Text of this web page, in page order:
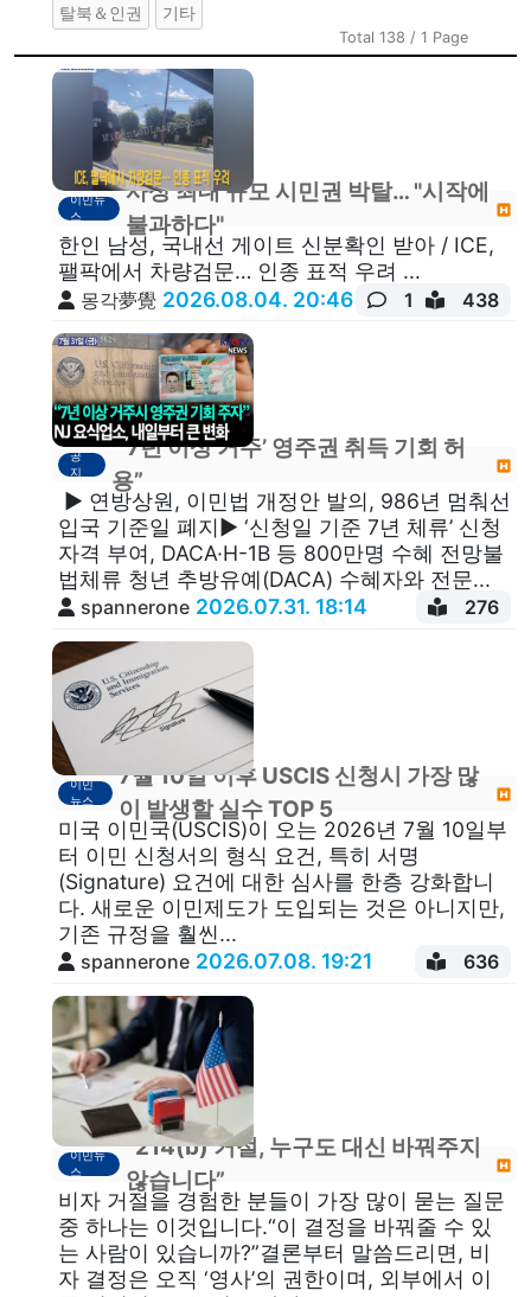
탈북＆인권
기타
Total 138 / 1 Page
이민뉴
스
사상 최대 규모 시민권 박탈… "시작에
불과하다"
한인 남성, 국내선 게이트 신분확인 받아 / ICE,
팰팍에서 차량검문… 인종 표적 우려 ...
몽각夢覺 2026.08.04. 20:46 1 438
공
지
“‘7년 이상 거주’ 영주권 취득 기회 허
용”
▶ 연방상원, 이민법 개정안 발의, 986년 멈춰선
입국 기준일 폐지▶ ‘신청일 기준 7년 체류’ 신청
자격 부여, DACA·H-1B 등 800만명 수혜 전망불
법체류 청년 추방유예(DACA) 수혜자와 전문...
spannerone 2026.07.31. 18:14 276
이민
뉴스
7월 10일 이후 USCIS 신청시 가장 많
이 발생할 실수 TOP 5
미국 이민국(USCIS)이 오는 2026년 7월 10일부
터 이민 신청서의 형식 요건, 특히 서명
(Signature) 요건​에 대한 심사를 한층 강화합니
다. 새로운 이민제도가 도입되는 것은 아니지만,
기존 규정을 훨씬...
spannerone 2026.07.08. 19:21 636
이민뉴
스
“214(b) 거절, 누구도 대신 바꿔주지
않습니다”
비자 거절을 경험한 분들이 가장 많이 묻는 질문
중 하나는 이것입니다.“이 결정을 바꿔줄 수 있
는 사람이 있습니까?”결론부터 말씀드리면, 비
자 결정은 오직 ‘영사’의 권한이며, 외부에서 이